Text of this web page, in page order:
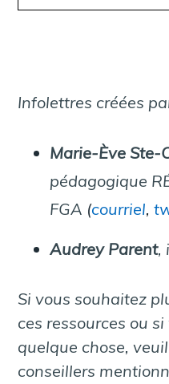
Infolettres créées
Marie-Ève Ste-
pédagogique
FGA (courriel,
Audrey Parent,
Si vous souhaitez
ces ressources ou
quelque chose,
conseillers